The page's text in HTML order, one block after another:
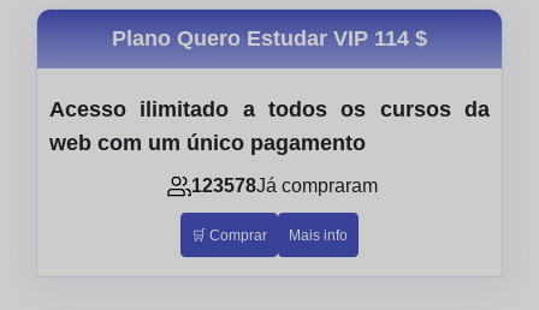
Plano Quero Estudar VIP 114 $
Acesso ilimitado a todos os cursos da
web com um único pagamento
123578Já compraram
🛒 Comprar Mais info